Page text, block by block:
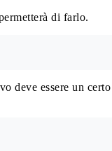
di farlo.
deve essere un certo